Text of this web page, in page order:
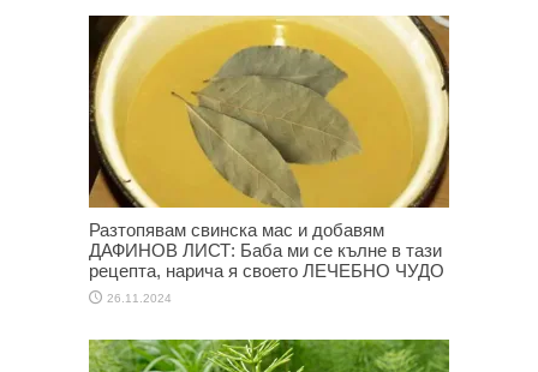
Разтопявам свинска мас и добавям
ДАФИНОВ ЛИСТ: Баба ми се кълне в тази
рецепта, нарича я своето ЛЕЧЕБНО ЧУДО
26.11.2024